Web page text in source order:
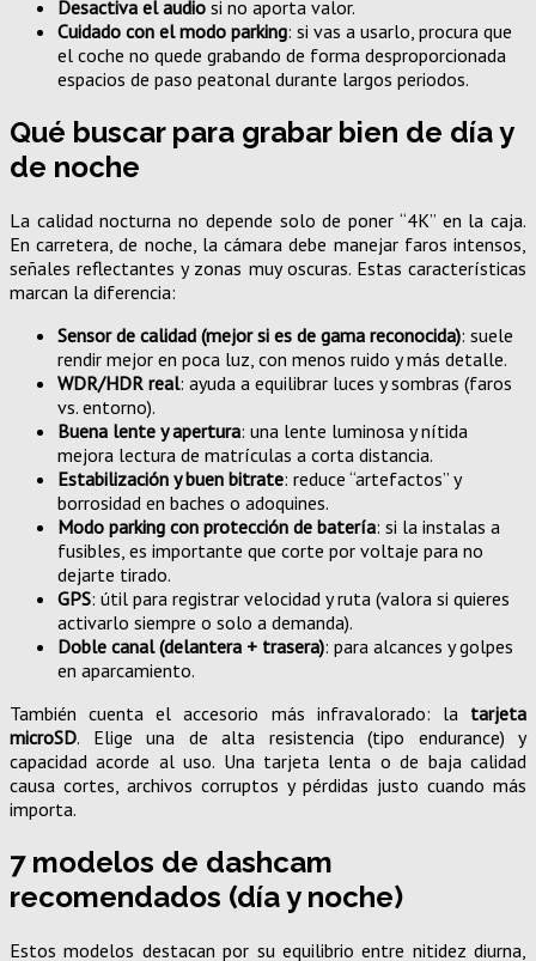
Desactiva el audio si no aporta valor.
Cuidado con el modo parking: si vas a usarlo, procura que
el coche no quede grabando de forma desproporcionada
espacios de paso peatonal durante largos periodos.
Qué buscar para grabar bien de día y
de noche
La calidad nocturna no depende solo de poner “4K” en la caja.
En carretera, de noche, la cámara debe manejar faros intensos,
señales reflectantes y zonas muy oscuras. Estas características
marcan la diferencia:
Sensor de calidad (mejor si es de gama reconocida): suele
rendir mejor en poca luz, con menos ruido y más detalle.
WDR/HDR real: ayuda a equilibrar luces y sombras (faros
vs. entorno).
Buena lente y apertura: una lente luminosa y nítida
mejora lectura de matrículas a corta distancia.
Estabilización y buen bitrate: reduce “artefactos” y
borrosidad en baches o adoquines.
Modo parking con protección de batería: si la instalas a
fusibles, es importante que corte por voltaje para no
dejarte tirado.
GPS: útil para registrar velocidad y ruta (valora si quieres
activarlo siempre o solo a demanda).
Doble canal (delantera + trasera): para alcances y golpes
en aparcamiento.
También cuenta el accesorio más infravalorado: la tarjeta
microSD. Elige una de alta resistencia (tipo endurance) y
capacidad acorde al uso. Una tarjeta lenta o de baja calidad
causa cortes, archivos corruptos y pérdidas justo cuando más
importa.
7 modelos de dashcam
recomendados (día y noche)
Estos modelos destacan por su equilibrio entre nitidez diurna,